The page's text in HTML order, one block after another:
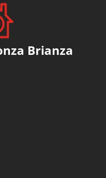
Brianza